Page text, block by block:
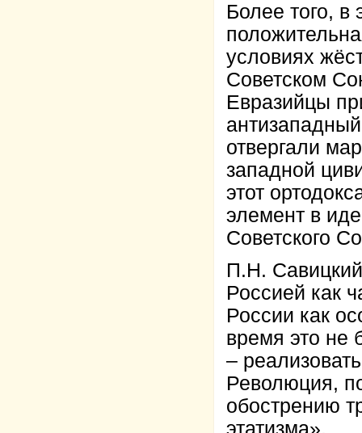
Более того, в
условиях
Советском
Евразийцы
отвергали
западной
этот
элемент в
Советского
П.Н.
Россией как
России как
время это не
–
Революция,
обострению
этатизма».